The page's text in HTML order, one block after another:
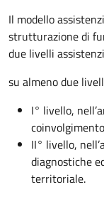
Il modello
strutturazione di
due livelli
su almeno due
I° livello,
II° livello,
diagnostiche
territoriale.